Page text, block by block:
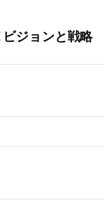
ジョンと戦略